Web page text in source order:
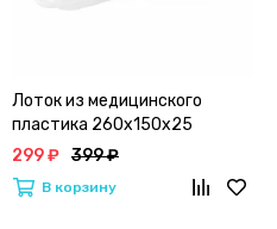
Лоток из медицинского
пластика 260х150х25
299 ₽ 399 ₽
В корзину